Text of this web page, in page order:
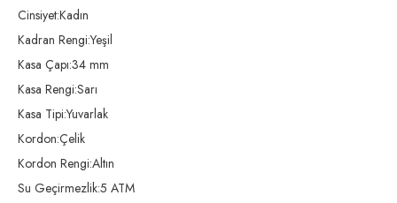
Cinsiyet:Kadın
Kadran Rengi:Yeşil
Kasa Çapı:34 mm
Kasa Rengi:Sarı
Kasa Tipi:Yuvarlak
Kordon:Çelik
Kordon Rengi:Altın
Su Geçirmezlik:5 ATM